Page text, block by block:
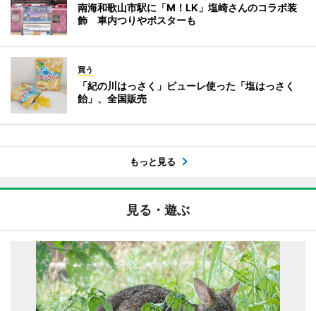
南海和歌山市駅に「M！LK」塩崎さんのコラボ装
飾 車内つりやポスターも
買う
「紀の川はっさく」ピューレ使った「塩はっさく
飴」、全国販売
もっと見る
見る・遊ぶ